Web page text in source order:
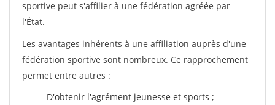
sportive peut s'affilier à une fédération agréée par
l'État.
Les avantages inhérents à une affiliation auprès d'une
fédération sportive sont nombreux. Ce rapprochement
permet entre autres :
D'obtenir l'agrément jeunesse et sports ;